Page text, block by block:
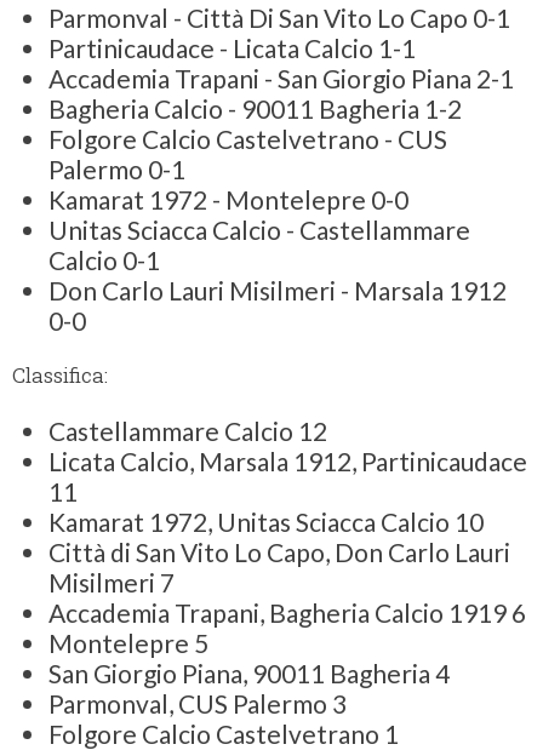
Parmonval - Città Di San Vito Lo Capo 0-1
Partinicaudace - Licata Calcio 1-1
Accademia Trapani - San Giorgio Piana 2-1
Bagheria Calcio - 90011 Bagheria 1-2
Folgore Calcio Castelvetrano - CUS
Palermo 0-1
Kamarat 1972 - Montelepre 0-0
Unitas Sciacca Calcio - Castellammare
Calcio 0-1
Don Carlo Lauri Misilmeri - Marsala 1912
0-0
Classifica:
Castellammare Calcio 12
Licata Calcio, Marsala 1912, Partinicaudace
11
Kamarat 1972, Unitas Sciacca Calcio 10
Città di San Vito Lo Capo, Don Carlo Lauri
Misilmeri 7
Accademia Trapani, Bagheria Calcio 1919 6
Montelepre 5
San Giorgio Piana, 90011 Bagheria 4
Parmonval, CUS Palermo 3
Folgore Calcio Castelvetrano 1